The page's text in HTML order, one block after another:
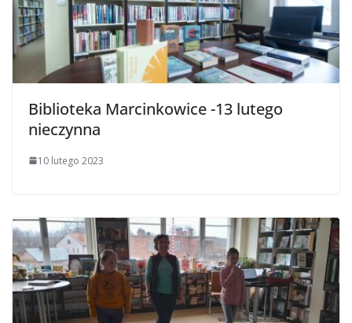
Biblioteka Marcinkowice -13 lutego
nieczynna
10 lutego 2023